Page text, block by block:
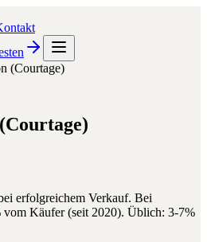
(Courtage)
erfolgreichem Verkauf. Bei
Käufer (seit 2020). Üblich: 3-7%